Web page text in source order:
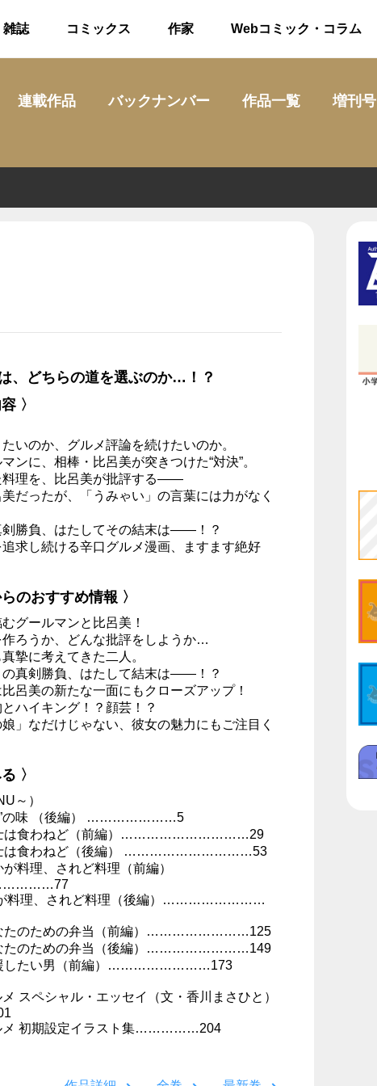
雑誌 コミックス 作家 Webコミック・コラム
連載作品 バックナンバー 作品一覧 増刊号
、どちらの道を選ぶのか…！？
〉
いのか、グルメ評論を続けたいのか。
ンに、相棒・比呂美が突きつけた“対決”。
料理を、比呂美が批評する――
だったが、「うみゃい」の言葉には力がなく
剣勝負、はたしてその結末は――！？
求し続ける辛口グルメ漫画、ますます絶好
のおすすめ情報 〉
グールマンと比呂美！
作ろうか、どんな批評をしようか…
摯に考えてきた二人。
の真剣勝負、はたして結末は――！？
呂美の新たな一面にもクローズアップ！
ハイキング！？顔芸！？
娘」なだけじゃない、彼女の魅力にもご注目く
〉
～）
”の味 （後編） …………………5
は食わねど（前編）…………………………29
は食わねど（後編） …………………………53
料理、されど料理（前編）
が料理、されど料理（後編）……………………
たのための弁当（前編）……………………125
たのための弁当（後編）……………………149
したい男（前編）……………………173
スペシャル・エッセイ（文・香川まさひと）
メ 初期設定イラスト集……………204